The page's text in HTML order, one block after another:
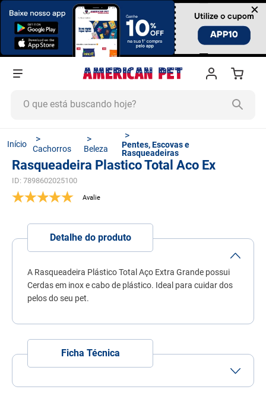
×
Cachorros Beleza
Pentes, Escovas e
Rasqueadeiras
Rasqueadeira Plastico Total Aco Ex
ID: 7898602025100
Detalhe do produto
A Rasqueadeira Plástico Total Aço Extra Grande possui
Cerdas em inox e cabo de plástico. Ideal para cuidar dos
pelos do seu pet.
Ficha Técnica
Mini PequenoMédioGrandeGigante
1º
ração cachorro
2º
ração gato
6º
fórmula natural
7º
quatree